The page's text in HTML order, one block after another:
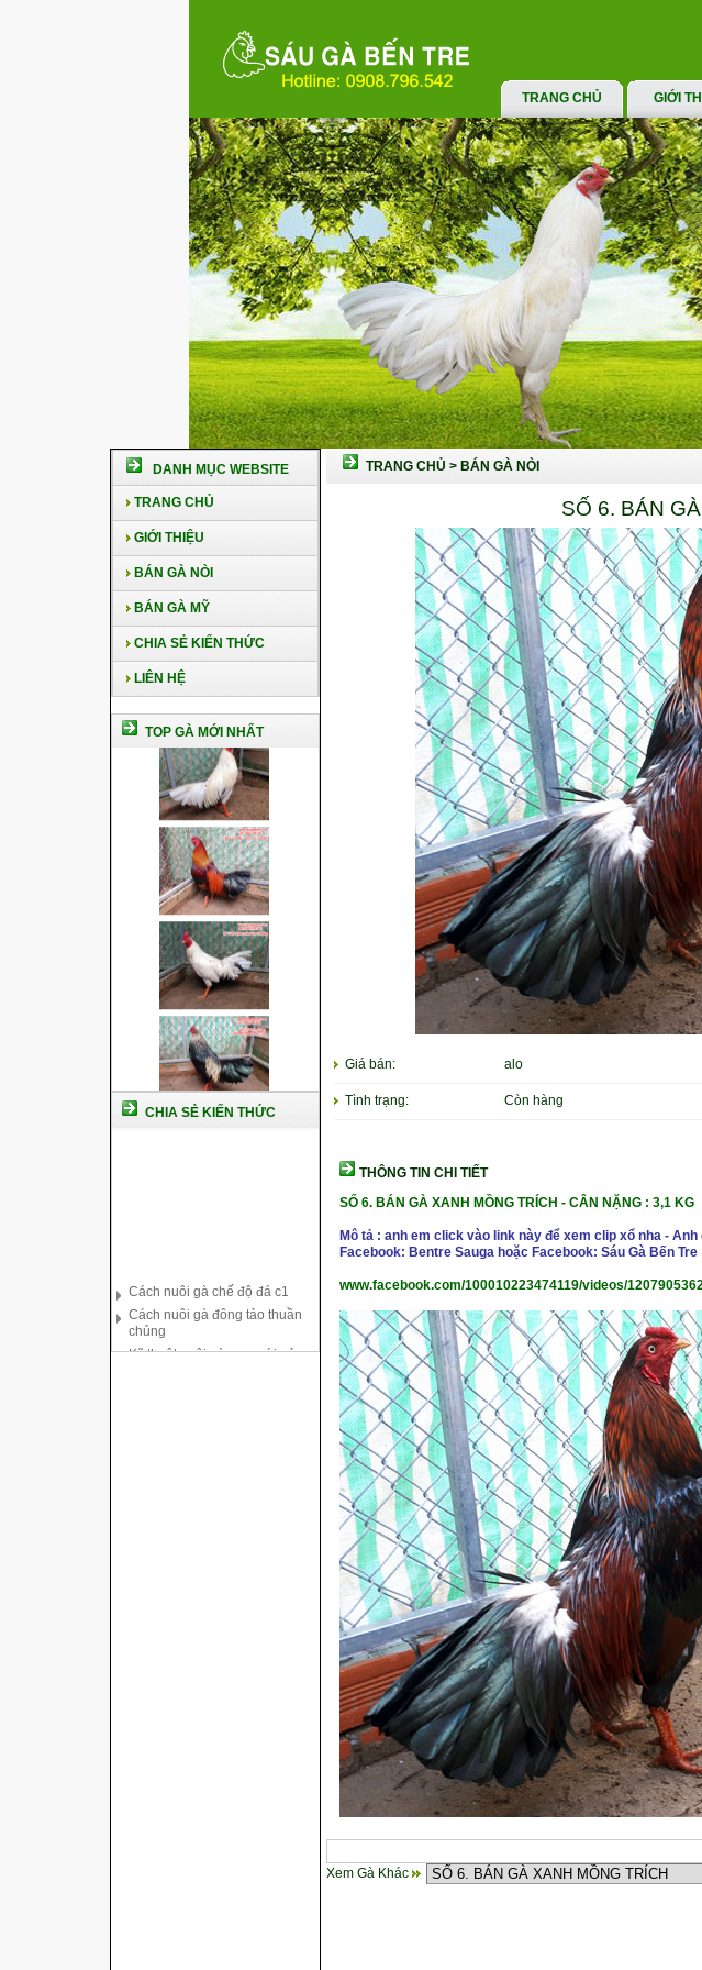
TRANG CHỦ GIỚI
DANH MỤC WEBSITE
TRANG CHỦ
GIỚI THIỆU
BÁN GÀ NÒI
BÁN GÀ MỸ
CHIA SẺ KIẾN THỨC
LIÊN HỆ
TOP GÀ MỚI NHẤT
CHIA SẺ KIẾN THỨC
Cách nuôi gà đông tảo thuần
chủng
Kỹ thuật nuôi gà con mới nở
Hướng dẫn nuôi gà đá
TRANG CHỦ > BÁN GÀ NÒI
SỐ 6. BÁN
Giá bán: alo
Tình trạng: Còn hàng
THÔNG TIN CHI TIẾT
SỐ 6. BÁN GÀ XANH MỒNG TRÍCH - CÂN NẶNG : 3,1 KG
Mô tả : anh em click vào link này để xem clip xổ nha -
Facebook: Bentre Sauga hoặc Facebook: Sáu Gà Bến Tre
www.facebook.com/100010223474119/videos/
Xem Gà Khác